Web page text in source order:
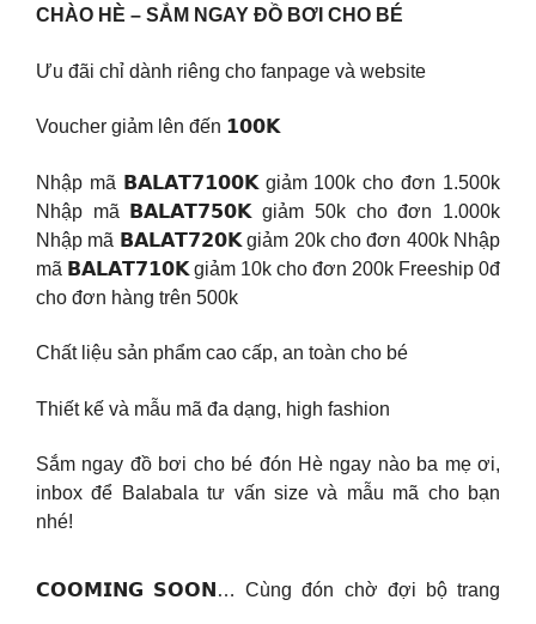
CHÀO HÈ – SẮM NGAY ĐỒ BƠI CHO BÉ
Ưu đãi chỉ dành riêng cho fanpage và website
Voucher giảm lên đến 𝟭𝟬𝟬𝗞
Nhập mã 𝗕𝗔𝗟𝗔𝗧𝟳𝟭𝟬𝟬𝗞 giảm 100k cho đơn 1.500k
Nhập mã 𝗕𝗔𝗟𝗔𝗧𝟳𝟱𝟬𝗞 giảm 50k cho đơn 1.000k
Nhập mã 𝗕𝗔𝗟𝗔𝗧𝟳𝟮𝟬𝗞 giảm 20k cho đơn 400k Nhập
mã 𝗕𝗔𝗟𝗔𝗧𝟳𝟭𝟬𝗞 giảm 10k cho đơn 200k Freeship 0đ
cho đơn hàng trên 500k
Chất liệu sản phẩm cao cấp, an toàn cho bé
Thiết kế và mẫu mã đa dạng, high fashion
Sắm ngay đồ bơi cho bé đón Hè ngay nào ba mẹ ơi,
inbox để Balabala tư vấn size và mẫu mã cho bạn
nhé!
𝗖𝗢𝗢𝗠𝗜𝗡𝗚 𝗦𝗢𝗢𝗡… Cùng đón chờ đợi bộ trang